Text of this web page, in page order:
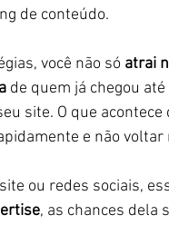
de conteúdo.
você não só atrai
de quem já chegou
site. O que
e não voltar
ou redes sociais,
, as chances dela